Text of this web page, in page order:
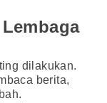
dilakukan.
berita,